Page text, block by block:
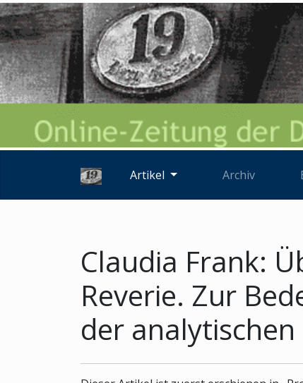
Artikel Archiv
Claudia Frank:
Reverie. Zur
der